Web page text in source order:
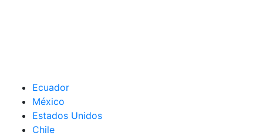
Ecuador
México
Estados Unidos
Chile